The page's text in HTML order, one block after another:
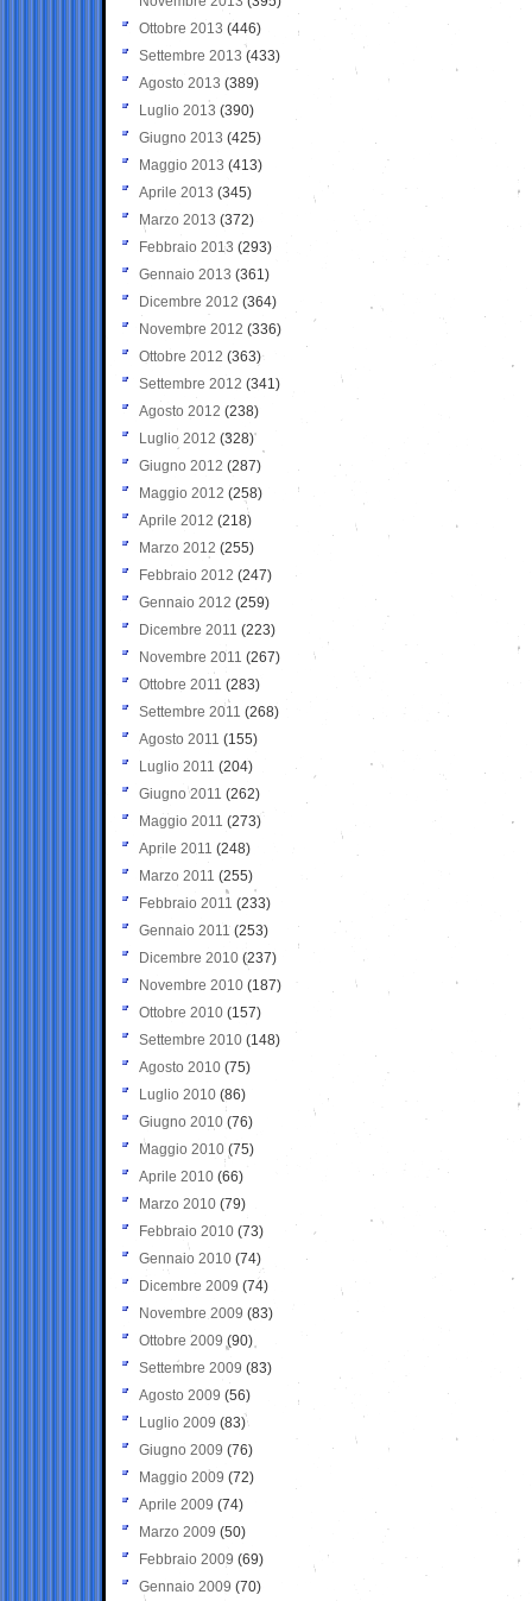
Ottobre 2013 (446)
Settembre 2013 (433)
Agosto 2013 (389)
Luglio 2013 (390)
Giugno 2013 (425)
Maggio 2013 (413)
Aprile 2013 (345)
Marzo 2013 (372)
Febbraio 2013 (293)
Gennaio 2013 (361)
Dicembre 2012 (364)
Novembre 2012 (336)
Ottobre 2012 (363)
Settembre 2012 (341)
Agosto 2012 (238)
Luglio 2012 (328)
Giugno 2012 (287)
Maggio 2012 (258)
Aprile 2012 (218)
Marzo 2012 (255)
Febbraio 2012 (247)
Gennaio 2012 (259)
Dicembre 2011 (223)
Novembre 2011 (267)
Ottobre 2011 (283)
Settembre 2011 (268)
Agosto 2011 (155)
Luglio 2011 (204)
Giugno 2011 (262)
Maggio 2011 (273)
Aprile 2011 (248)
Marzo 2011 (255)
Febbraio 2011 (233)
Gennaio 2011 (253)
Dicembre 2010 (237)
Novembre 2010 (187)
Ottobre 2010 (157)
Settembre 2010 (148)
Agosto 2010 (75)
Luglio 2010 (86)
Giugno 2010 (76)
Maggio 2010 (75)
Aprile 2010 (66)
Marzo 2010 (79)
Febbraio 2010 (73)
Gennaio 2010 (74)
Dicembre 2009 (74)
Novembre 2009 (83)
Ottobre 2009 (90)
Settembre 2009 (83)
Agosto 2009 (56)
Luglio 2009 (83)
Giugno 2009 (76)
Maggio 2009 (72)
Aprile 2009 (74)
Marzo 2009 (50)
Febbraio 2009 (69)
Gennaio 2009 (70)